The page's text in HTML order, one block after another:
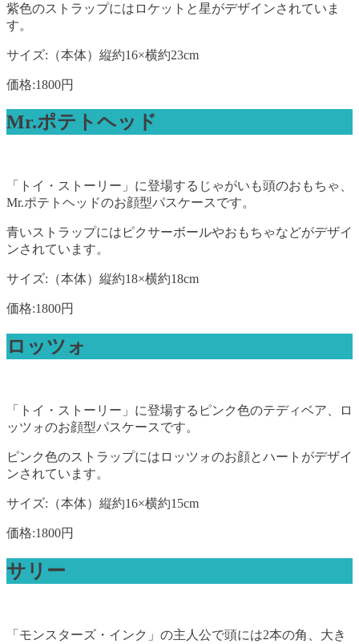
紫色のストラップにはロケットと星がデザインされていま
す。
サイズ:（本体）縦約16×横約23cm
価格:1800円
Mr.ポテトヘッド
「トイ・ストーリー」に登場するじゃがいも頭のおもちゃ、
Mr.ポテトヘッドのお顔型パスケースです。
青いストラップにはピクサーボールやおもちゃなどがデザイ
ンされています。
サイズ:（本体）縦約18×横約18cm
価格:1800円
ロッツォ
「トイ・ストーリー」に登場するピンク色のテディベア、ロ
ッツォのお顔型パスケースです。
ピンク色のストラップにはロッツォのお顔とハートがデザイ
ンされています。
サイズ:（本体）縦約16×横約15cm
価格:1800円
サリー
「モンスターズ・インク」の主人公で頭には2本の角、大き